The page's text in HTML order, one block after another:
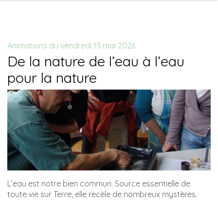
Animations du vendredi 15 mai 2026
De la nature de l’eau à l’eau
pour la nature
L’eau est notre bien commun. Source essentielle de
toute vie sur Terre, elle recèle de nombreux mystères.